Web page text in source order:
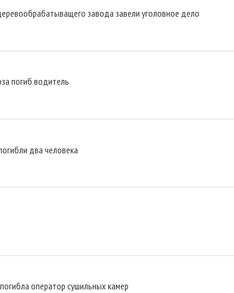
завода завели уголовное дело
погиб водитель
два человека
оператор сушильных камер